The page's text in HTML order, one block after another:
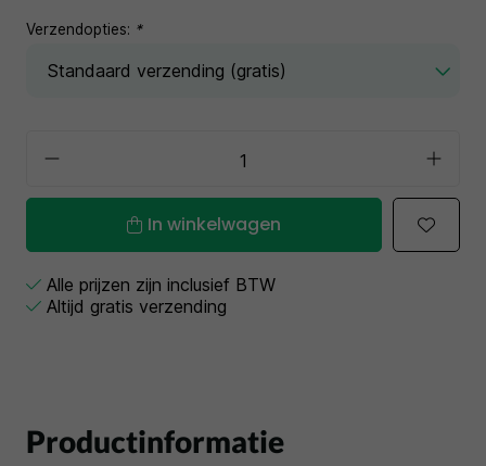
Verzendopties: *
In winkelwagen
Alle prijzen zijn inclusief BTW
Altijd gratis verzending
Productinformatie